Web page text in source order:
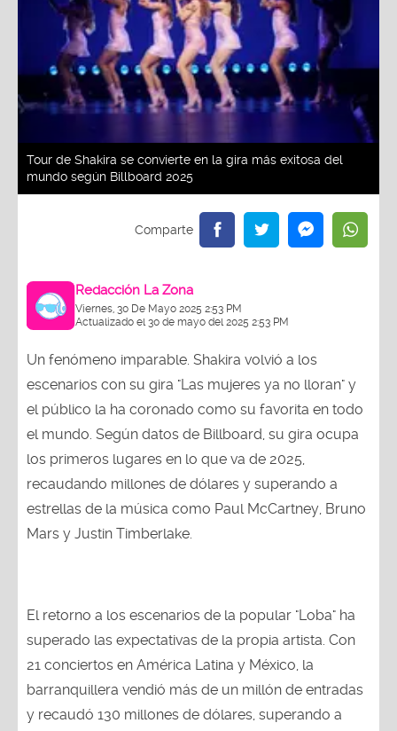
Tour de Shakira se convierte en la gira más exitosa del
mundo según Billboard 2025
Redacción La Zona
Viernes, 30 De Mayo 2025 2:53 PM
Actualizado el 30 de mayo del 2025 2:53 PM
Un fenómeno imparable. Shakira volvió a los
escenarios con su gira "Las mujeres ya no lloran" y
el público la ha coronado como su favorita en todo
el mundo. Según datos de Billboard, su gira ocupa
los primeros lugares en lo que va de 2025,
recaudando millones de dólares y superando a
estrellas de la música como Paul McCartney, Bruno
Mars y Justin Timberlake.
El retorno a los escenarios de la popular "Loba" ha
superado las expectativas de la propia artista. Con
21 conciertos en América Latina y México, la
barranquillera vendió más de un millón de entradas
y recaudó 130 millones de dólares, superando a